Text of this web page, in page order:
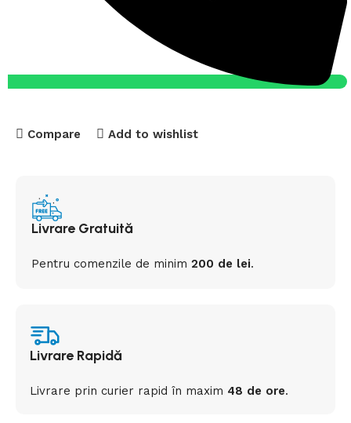
Compare Add to wishlist
Livrare Gratuită
Pentru comenzile de minim200 de lei.
Livrare Rapidă
Livrare prin curier rapidîn maxim 48 de ore.